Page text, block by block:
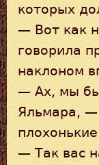
которых
— Вот как
говорила
наклоном
— Ах, мы
Яльмара,
— Так вас